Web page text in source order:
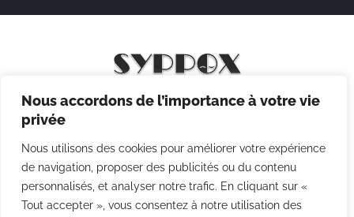
Nous accordons de l’importance à votre vie
privée
Nous utilisons des cookies pour améliorer votre expérience
de navigation, proposer des publicités ou du contenu
personnalisés, et analyser notre trafic. En cliquant sur «
Tout accepter », vous consentez à notre utilisation des
Mentions légales
Politique des cookies
CGV